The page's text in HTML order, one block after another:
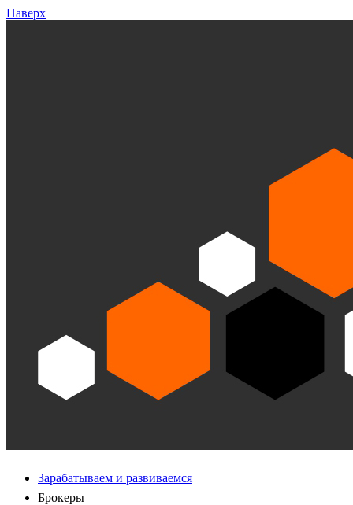
Наверх
Зарабатываем и развиваемся
Брокеры